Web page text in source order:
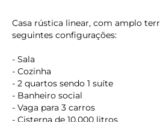
Casa rústica linear, com amplo
seguintes configurações:
- Sala
- Cozinha
- 2 quartos sendo 1 suíte
- Banheiro social
- Vaga para 3 carros
- Cisterna de 10.000 litros